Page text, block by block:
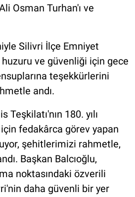
Osman Turhan'ı ve
Silivri İlçe Emniyet
ve güvenliği için gece
teşekkürlerini
andı.
180. yılı
için fedakârca görev yapan
şehitlerimizi rahmetle,
Başkan Balcıoğlu,
noktasındaki özverili
daha güvenli bir yer